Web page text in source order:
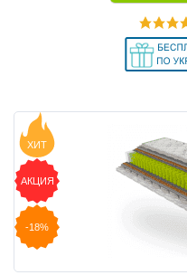
ХИТ
АКЦИЯ
-18%